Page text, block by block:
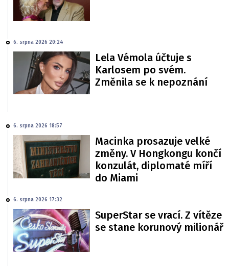
6. srpna 2026 20:24
Lela Vémola účtuje s
Karlosem po svém.
Změnila se k nepoznání
6. srpna 2026 18:57
Macinka prosazuje velké
změny. V Hongkongu končí
konzulát, diplomaté míří
do Miami
6. srpna 2026 17:32
SuperStar se vrací. Z vítěze
se stane korunový milionář